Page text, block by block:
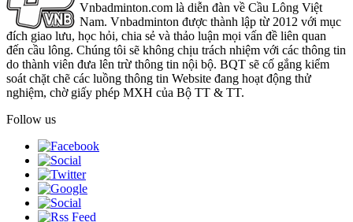
Vnbadminton.com là diễn đàn về Cầu Lông Việt
Nam. Vnbadminton được thành lập từ 2012 với mục
đích giao lưu, học hỏi, chia sẻ và thảo luận mọi vấn đề liên quan
đến cầu lông. Chúng tôi sẽ không chịu trách nhiệm với các thông tin
do thành viên đưa lên trừ thông tin nội bộ. BQT sẽ cố gắng kiểm
soát chặt chẽ các luồng thông tin Website đang hoạt động thử
nghiệm, chờ giấy phép MXH của Bộ TT & TT.
Follow us